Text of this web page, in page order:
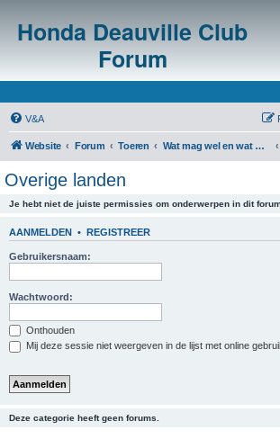
Honda Deauville Club
Forum
V&A
Website Forum Toeren Wat mag wel en wat mag niet in het buitenland?
Overige landen
Je hebt niet de juiste permissies om onderwerpen in dit
AANMELDEN • REGISTREER
Gebruikersnaam:
Wachtwoord:
Onthouden
Mij deze sessie niet weergeven in de lijst met online
Deze categorie heeft geen forums.